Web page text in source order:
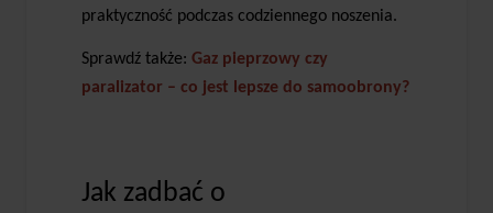
praktyczność podczas codziennego noszenia.
Sprawdź także: Gaz pieprzowy czy
paralizator – co jest lepsze do samoobrony?
Jak zadbać o